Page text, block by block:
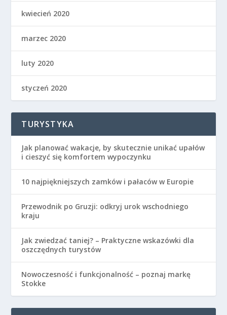
marzec 2020
styczeń 2020
TURYSTYKA
i cieszyć się komfortem wypoczynku
10 najpiękniejszych zamków i pałaców w Europie
Przewodnik po Gruzji: odkryj urok wschodniego
kraju
Jak zwiedzać taniej? – Praktyczne wskazówki dla
oszczędnych turystów
Nowoczesność i funkcjonalność – poznaj markę
Stokke